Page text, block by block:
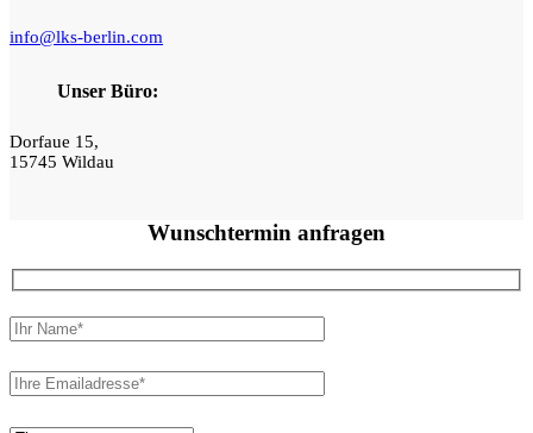
info@lks-berlin.com
Unser Büro:
Dorfaue 15,
15745 Wildau
Wunschtermin anfragen